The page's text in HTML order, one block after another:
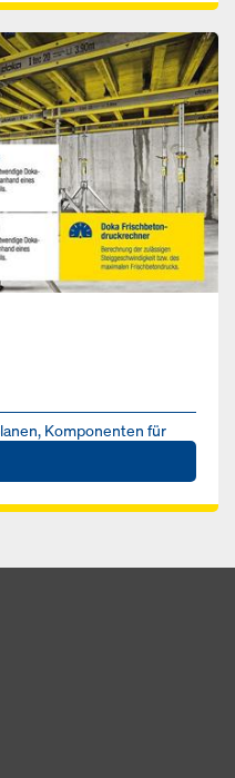
Komponenten für
Steiggeschwindigkeit des